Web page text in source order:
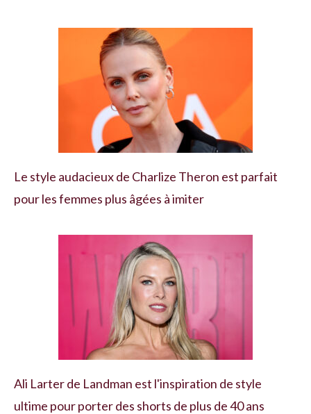
Le style audacieux de Charlize Theron est parfait
pour les femmes plus âgées à imiter
Ali Larter de Landman est l'inspiration de style
ultime pour porter des shorts de plus de 40 ans